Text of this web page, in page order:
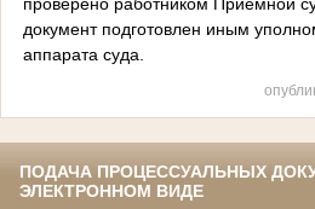
документ подготовлен иным
аппарата суда.
ПОДАЧА ПРОЦЕССУАЛЬНЫХ
ЭЛЕКТРОННОМ ВИДЕ